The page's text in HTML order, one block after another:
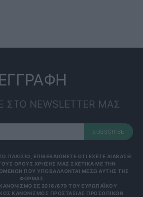
ΕΓΓΡΑΦΗ
ΣΤΟ NEWSLETTER ΜΑΣ
SUBSCRIBE
ΠΛΑΙΣΙΟ, ΕΠΙΒΕΒΑΙΩΝΕΤΕ ΟΤΙ ΕΧΕΤΕ ΔΙΑΒΑΣΕΙ
ΟΡΟΥΣ ΧΡΗΣΗΣ ΜΑΣ ΣΧΕΤΙΚΑ ΜΕ ΤΗΝ
ΠΟΥ ΥΠΟΒΑΛΛΟΝΤΑΙ ΜΕΣΩ ΑΥΤΗΣ ΤΗΣ
ΦΟΡΜΑΣ.
ΕΕ 2016/679 ΤΟΥ ΕΥΡΩΠΑΪΚΟΎ
ΚΑΝΟΝΙΣΜΌΣ ΠΡΟΣΤΑΣΊΑΣ ΠΡΟΣΩΠΙΚΏΝ